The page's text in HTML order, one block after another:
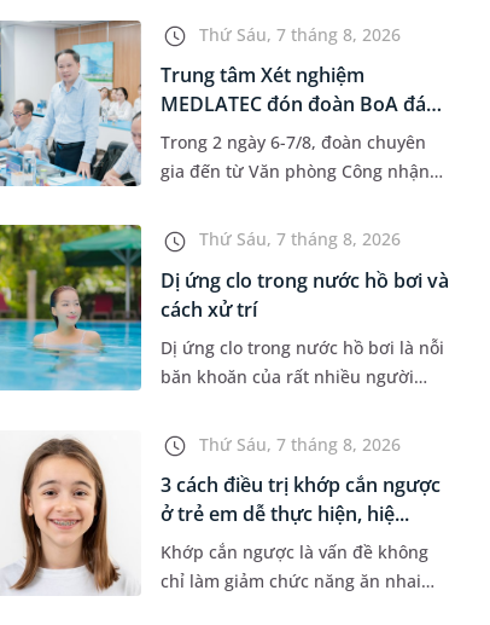
mắc bệnh, nhiều người thường
băn khoăn u nang tuyến v...
Thứ Sáu, 7 tháng 8, 2026
Trung tâm Xét nghiệm
MEDLATEC đón đoàn BoA đánh
giá giám...
Trong 2 ngày 6-7/8, đoàn chuyên
gia đến từ Văn phòng Công nhận
nhận và đánh giá cao nỗ lực duy trì
hệ thống quản lý chất lượ...
Thứ Sáu, 7 tháng 8, 2026
Dị ứng clo trong nước hồ bơi và
cách xử trí
Dị ứng clo trong nước hồ bơi là nỗi
băn khoăn của rất nhiều người
trường hợp thường xuyên bơi ở
những hồ bơi nhân tạo. Bài v...
Thứ Sáu, 7 tháng 8, 2026
3 cách điều trị khớp cắn ngược
ở trẻ em dễ thực hiện, hiệ...
Khớp cắn ngược là vấn đề không
chỉ làm giảm chức năng ăn nhai